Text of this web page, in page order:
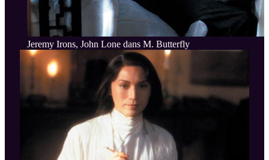
Jeremy Irons, John Lone dans M. Butterfly